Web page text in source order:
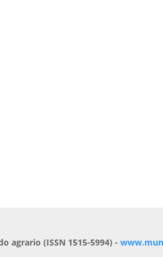
agrario (ISSN 1515-5994) -